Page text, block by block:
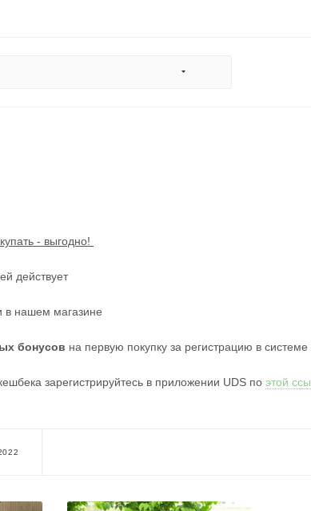
- выгодно!
действует
в нашем магазине
бонусов на первую покупку за регистрацию в системе
зарегистрируйтесь в приложении UDS по этой